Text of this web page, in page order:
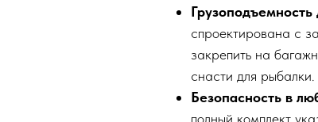
Грузоподъемность
спроектирована с
закрепить на
снасти для рыбалки.
Безопасность в